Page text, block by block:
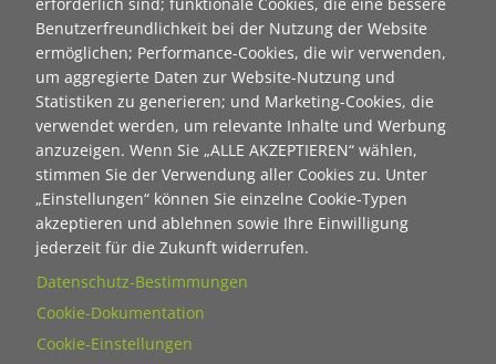
Benutzerfreundlichkeit bei der Nutzung der Website
ermöglichen; Performance-Cookies, die wir verwenden,
um aggregierte Daten zur Website-Nutzung und
Statistiken zu generieren; und Marketing-Cookies, die
verwendet werden, um relevante Inhalte und Werbung
anzuzeigen. Wenn Sie „ALLE AKZEPTIEREN“ wählen,
stimmen Sie der Verwendung aller Cookies zu. Unter
„Einstellungen“ können Sie einzelne Cookie-Typen
akzeptieren und ablehnen sowie Ihre Einwilligung
jederzeit für die Zukunft widerrufen.
Datenschutz-Bestimmungen
Cookie-Dokumentation
Cookie-Einstellungen
Titel
Vorname
Nachname
E-Mail
Wie dürfen wir Sie in Zukunft ansprechen